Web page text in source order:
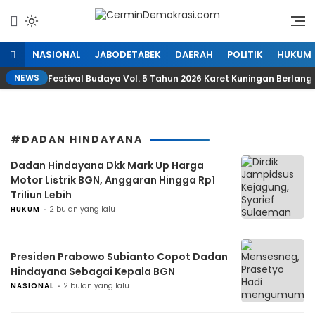
konten
NASIONAL JABODETABEK DAERAH POLITIK HUKUM
NEWS Festival Budaya Vol. 5 Tahun 2026 Karet Kuningan
#DADAN HINDAYANA
Dadan Hindayana Dkk Mark Up Harga
Motor Listrik BGN, Anggaran Hingga Rp1
Triliun Lebih
HUKUM 2 bulan yang lalu
Presiden Prabowo Subianto Copot Dadan
Hindayana Sebagai Kepala BGN
NASIONAL 2 bulan yang lalu